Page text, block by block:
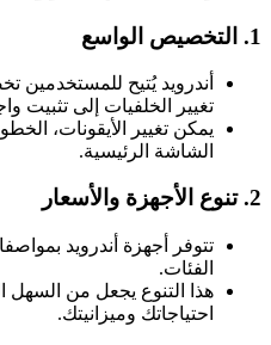
1. التخصيص الواسع
أندرويد يُتيح
تغيير الخلفيات إلى
يمكن تغيير الأيقونات،
الشاشة الرئيسية.
2. تنوع الأجهزة والأسعار
تتوفر أجهزة أندرويد
الفئات.
هذا التنوع يجعل من السهل
احتياجاتك وميزانيتك.